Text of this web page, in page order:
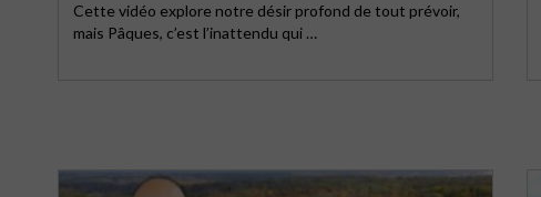
Cette vidéo explore notre désir profond de tout prévoir,
mais Pâques, c’est l’inattendu qui …